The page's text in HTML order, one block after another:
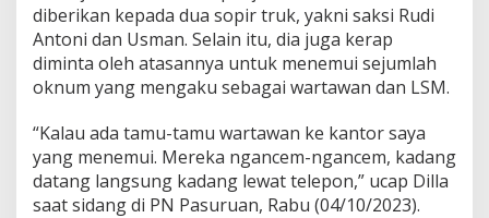
a
p
U
a
“
T
u
t
diberikan kepada dua sopir truk, yakni saksi Rudi
Antoni dan Usman. Selain itu, dia juga kerap
diminta oleh atasannya untuk menemui sejumlah
oknum yang mengaku sebagai wartawan dan LSM.
“Kalau ada tamu-tamu wartawan ke kantor saya
yang menemui. Mereka ngancem-ngancem, kadang
datang langsung kadang lewat telepon,” ucap Dilla
saat sidang di PN Pasuruan, Rabu (04/10/2023).